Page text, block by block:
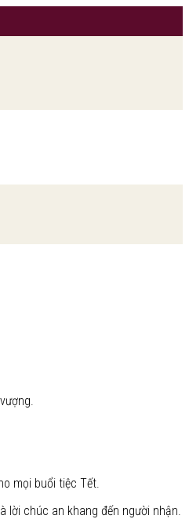
mọi buổi tiệc Tết.
lời chúc an khang đến người nhận.